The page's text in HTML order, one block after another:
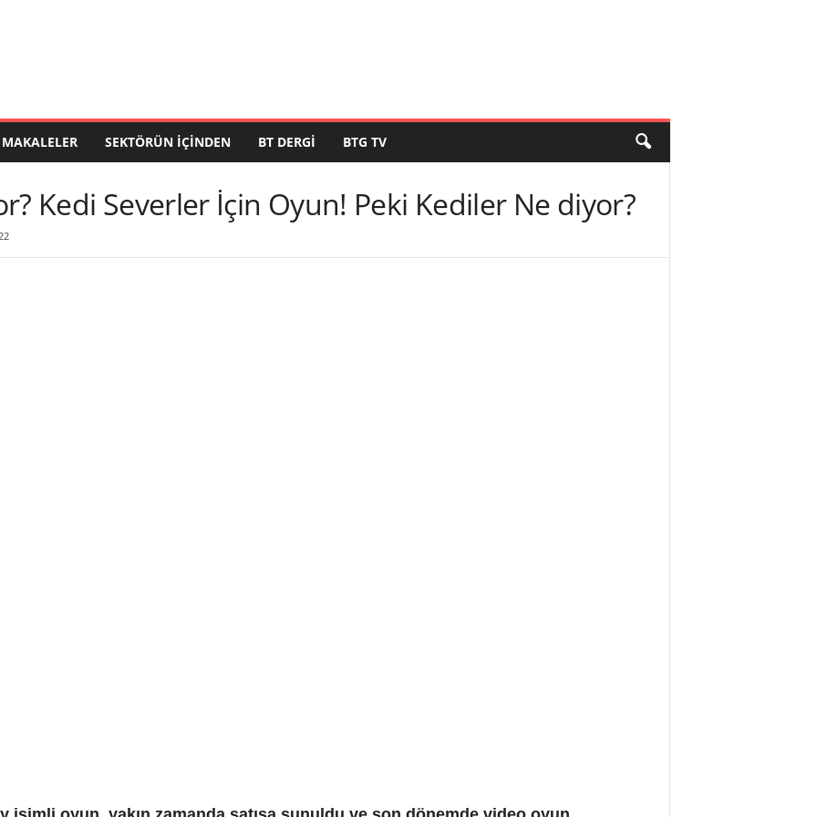
MAKALELER SEKTÖRÜN İÇINDEN BT DERGI BTG TV
Kedi Severler İçin Oyun! Peki Kediler Ne diyor?